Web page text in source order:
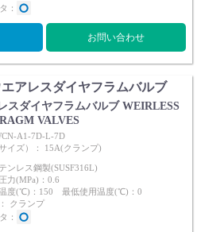
：
お問い合わせ
エアレスダイヤフラムバルブ
スダイヤフラムバルブ WEIRLESS
VALVES
A1-7D-L-7D
イズ）： 15A(クランプ)
ンレス鋼製(SUSF316L)
力(MPa)：0.6
度(℃)：150 最低使用温度(℃)：0
クランプ
：